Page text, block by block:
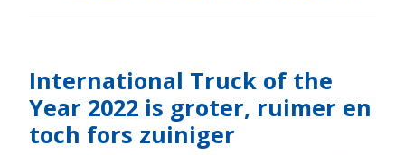
International Truck of the
Year 2022 is groter, ruimer en
toch fors zuiniger